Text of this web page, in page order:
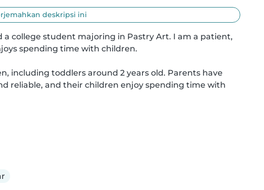
deskripsi ini
a college student majoring in Pastry Art. I am a patient,
spending time with children.
including toddlers around 2 years old. Parents have
reliable, and their children enjoy spending time with